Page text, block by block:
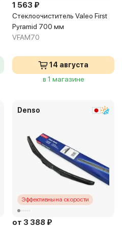
1 563 ₽
Стеклоочиститель Valeo First
Pyramid 700 мм
VFAM70
14 августа
в 1 магазине
Denso
Эффективны на скорости
от 3 388 ₽